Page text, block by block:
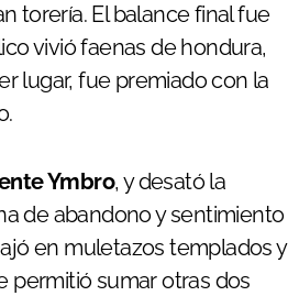
torería. El balance final fue
vivió faenas de hondura,
lugar, fue premiado con la
Ymbro, y desató la
de abandono y sentimiento
en muletazos templados y
permitió sumar otras dos